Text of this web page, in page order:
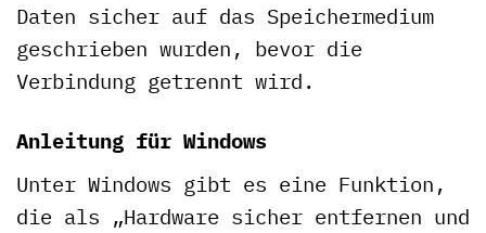
Daten sicher auf das Speichermedium
geschrieben wurden, bevor die
Verbindung getrennt wird.
Anleitung für Windows
Unter Windows gibt es eine Funktion,
die als „Hardware sicher entfernen und